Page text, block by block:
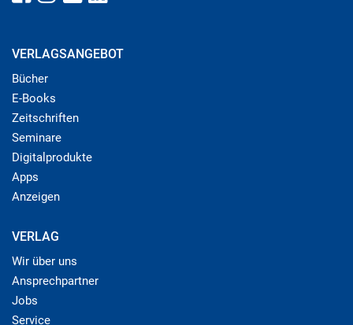
VERLAGSANGEBOT
Bücher
E-Books
Zeitschriften
Seminare
Digitalprodukte
Apps
Anzeigen
VERLAG
Wir über uns
Ansprechpartner
Jobs
Service